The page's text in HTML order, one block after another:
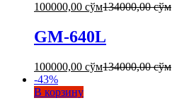
100000,00 сўм134000,00сўм
GM-640L
100000,00 сўм134000,00сўм
-43%
В корзину